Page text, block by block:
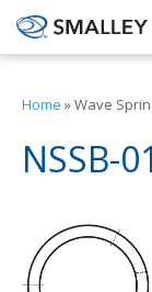
Search form
搜索
Home »Wave
NSSB-